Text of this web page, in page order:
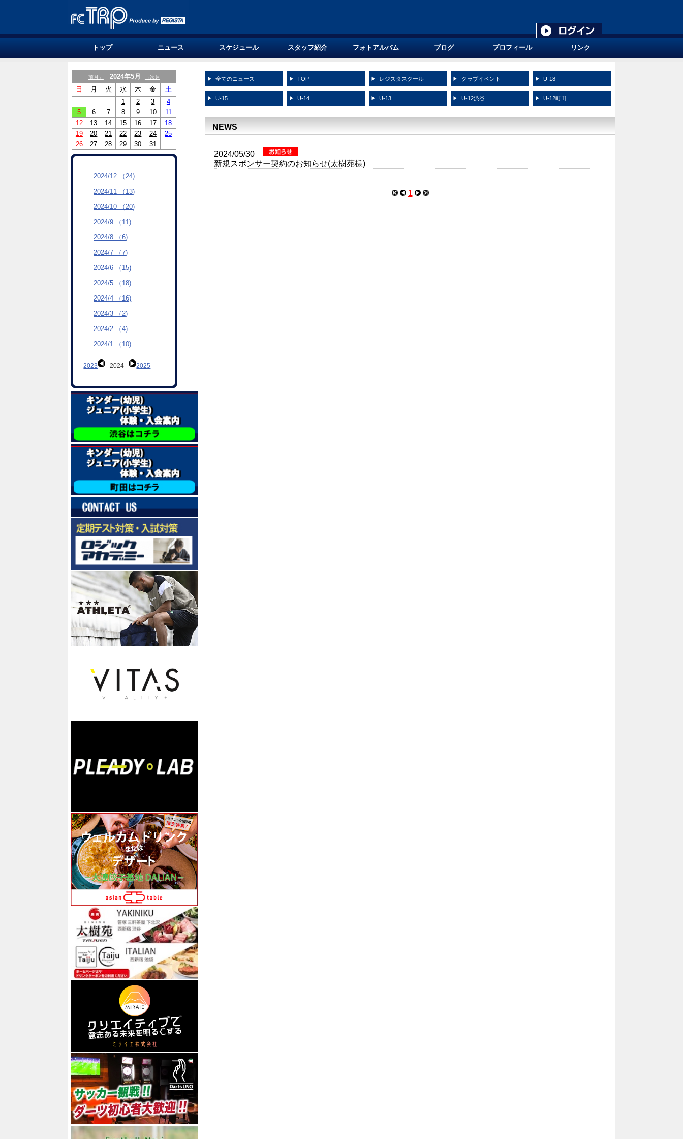
トップ ニュース スケジュール スタッフ紹介 フォトアルバム ブログ プロフィール リンク
全てのニュース TOP レジスタスクール クラブイベント U-18
U-15 U-14 U-13 U-12渋谷 U-12町田
NEWS
2024/05/30
新規スポンサー契約のお知らせ(太樹苑様)
1
前月← 2024年5月 →次月
日 月 火 水 木 金
土
1
2 3
4
5
6 7 8 9 10
11
12
13 14 15 16 17
18
19
20 21 22 23 24
25
26
27 28 29 30 31
2024/12 （24)
2024/11 （13)
2024/10 （20)
2024/9 （11)
2024/8 （6)
2024/7 （7)
2024/6 （15)
2024/5 （18)
2024/4 （16)
2024/3 （2)
2024/2 （4)
2024/1 （10)
2023 2024 2025